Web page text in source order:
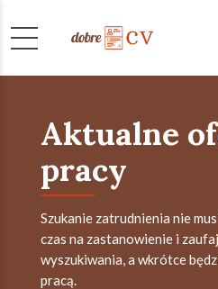
Aktualne
pracy
Szukanie zatrudnienia nie
czas na zastanowienie i
wyszukiwania, a wkrótce
pracą.